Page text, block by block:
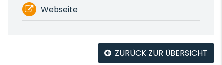
Webseite
ZURÜCK ZUR ÜBERSICHT